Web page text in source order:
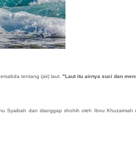
tentang (air) laut. "Laut itu airnya suci dan
Syaibah dan dianggap shohih oleh Ibnu Khuzaimah